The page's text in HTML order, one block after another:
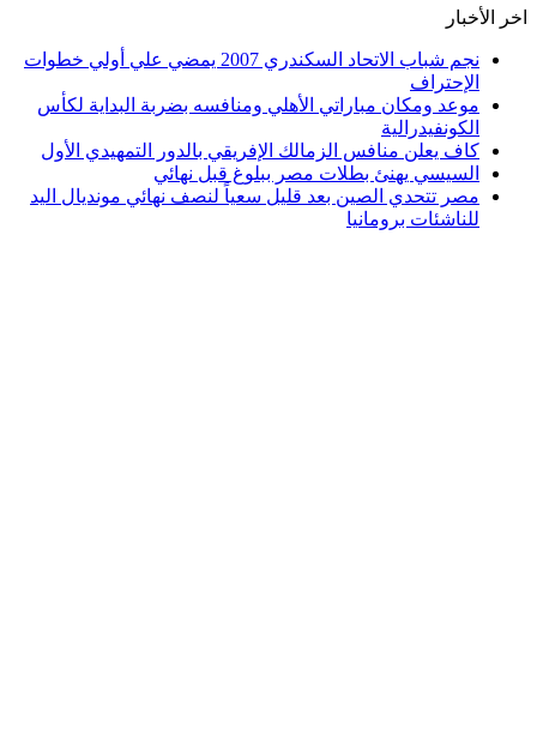
اخر الأخبار
نجم شباب الاتحاد السكندري 2007 يمضي علي أولي خطوات
الإحتراف
موعد ومكان مباراتي الأهلي ومنافسه بضربة البداية لكأس
الكونفيدرالية
كاف يعلن منافس الزمالك الإفريقي بالدور التمهيدي الأول
السيسي يهنئ بطلات مصر ببلوغ قبل نهائي
مصر تتحدي الصين بعد قليل سعياً لنصف نهائي مونديال اليد
للناشئات برومانيا